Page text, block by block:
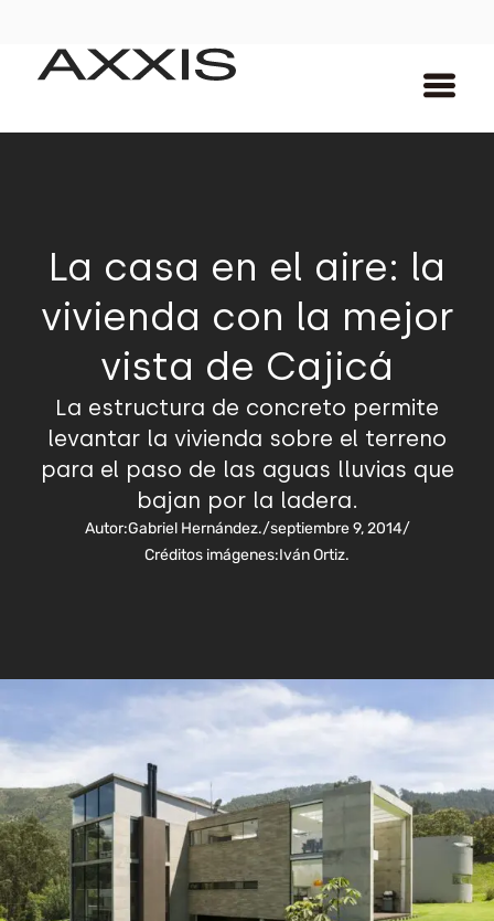
La casa en el aire: la
vivienda con la mejor
vista de Cajicá
La estructura de concreto permite
levantar la vivienda sobre el terreno
para el paso de las aguas lluvias que
bajan por la ladera.
Autor:Gabriel Hernández./septiembre 9, 2014/
Créditos imágenes:Iván Ortiz.